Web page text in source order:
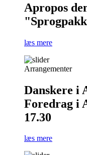
Apropos
læs mere
Arrangementer
Danskere i
Foredrag i
17.30
læs mere